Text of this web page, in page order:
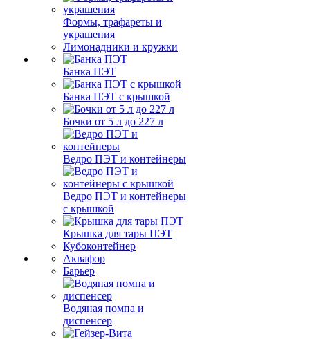
Формы, трафареты и
украшения
Лимонадники и кружки
Банка ПЭТ
Банка ПЭТ с крышкой
Бочки от 5 л до 227 л
Ведро ПЭТ и контейнеры
Ведро ПЭТ и контейнеры
с крышкой
Крышка для тары ПЭТ
Кубоконтейнер
Аквафор
Барьер
Водяная помпа и
диспенсер